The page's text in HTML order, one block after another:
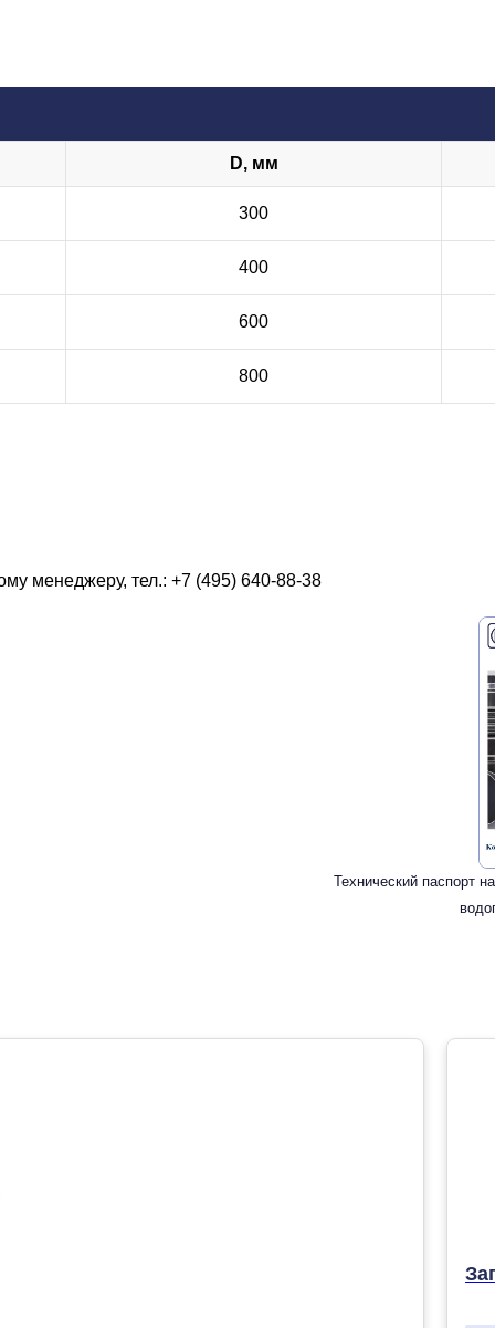
D, мм
300
400
600
800
менеджеру, тел.: +7 (495) 640-88-38
Технический паспорт